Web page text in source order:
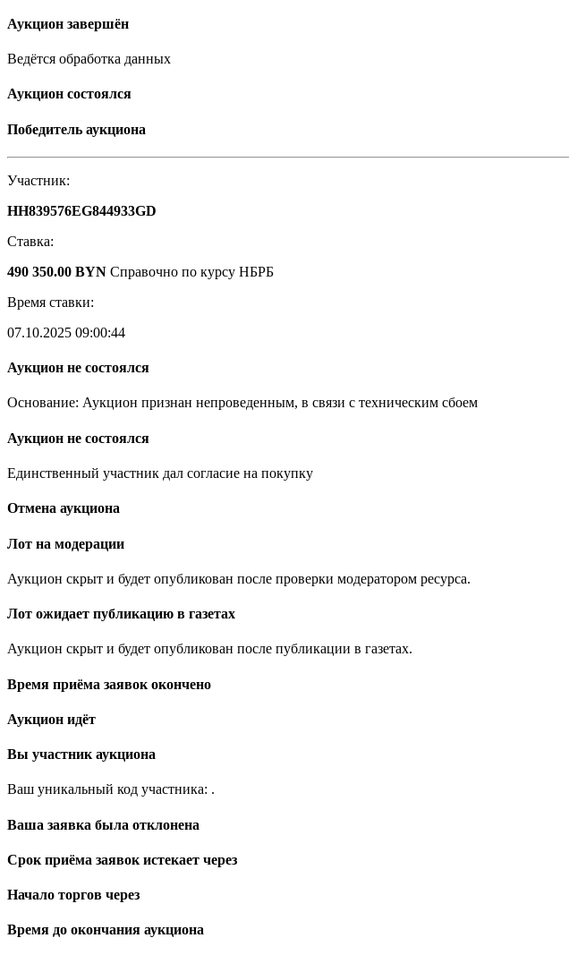
Аукцион завершён
Ведётся обработка данных
Аукцион состоялся
Победитель аукциона
Участник:
HH839576EG844933GD
Ставка:
490 350.00 BYN Справочно по курсу НБРБ
Время ставки:
07.10.2025 09:00:44
Аукцион не состоялся
Основание: Аукцион признан непроведенным, в связи с техническим сбоем
Аукцион не состоялся
Единственный участник дал согласие на покупку
Отмена аукциона
Лот на модерации
Аукцион скрыт и будет опубликован после проверки модератором ресурса.
Лот ожидает публикацию в газетах
Аукцион скрыт и будет опубликован после публикации в газетах.
Время приёма заявок окончено
Аукцион идёт
Вы участник аукциона
Ваш уникальный код участника: .
Ваша заявка была отклонена
Срок приёма заявок истекает через
Начало торгов через
Время до окончания аукциона